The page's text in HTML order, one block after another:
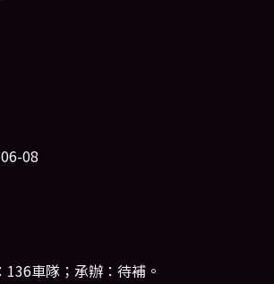
08
車隊；承辦：待補。